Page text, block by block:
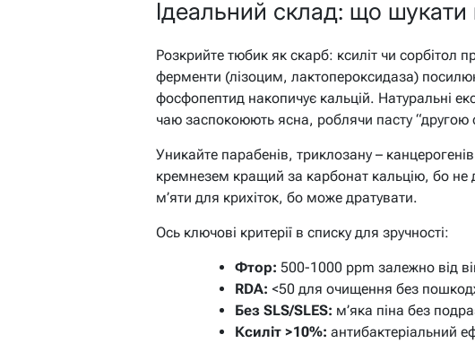
Ідеальний склад: що шукати
Розкрийте тюбик як скарб: ксиліт чи сорбітол
ферменти (лізоцим, лактопероксидаза)
фосфопептид накопичує кальцій. Натуральні
чаю заспокоюють ясна, роблячи пасту “другою
Уникайте парабенів, триклозану –
кремнезем кращий за карбонат кальцію, бо
м’яти для крихіток, бо може дратувати.
Ось ключові критерії в списку для зручності:
Фтор: 500-1000 ppm залежно від
RDA: <50 для очищення без
Без SLS/SLES: м’яка піна без
Ксиліт >10%: антибактеріальний